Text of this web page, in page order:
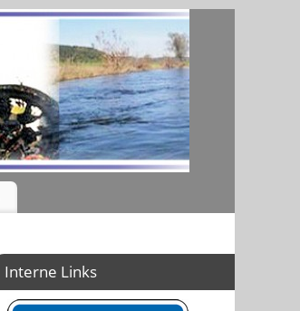
Interne Links